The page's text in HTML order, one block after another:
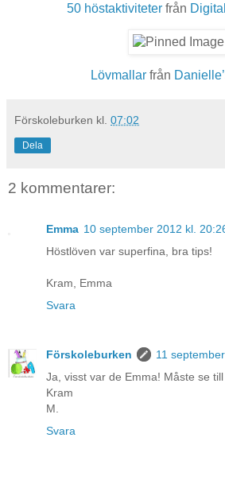
50 höstaktiviteterfrån
Lövmallar från
Förskoleburken kl. 07:02
Dela
2 kommentarer:
Emma 10 september 2012 kl.
Höstlöven var superfina, bra tips!
Kram, Emma
Svara
Förskoleburken
11
Ja, visst var de Emma! Måste se
Kram
M.
Svara